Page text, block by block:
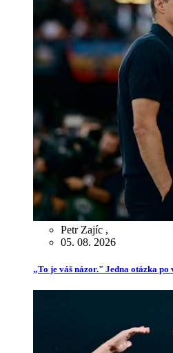
Petr Zajíc ,
05. 08. 2026
„To je váš názor." Jedna otázka